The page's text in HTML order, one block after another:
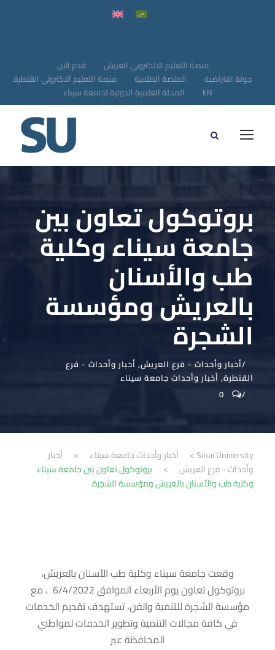
قدم الان
منصة التعليم الالكتروني العريش
منصة التعليم الاكتروني القنطرة
المنصة الطلابية
جولة افتراضية
المجلة العلمية الدولية لجامعة سيناء
EN
بروتوكول تعاون بين
جامعة سيناء وكلية
طب والأسنان
بالعريش ومؤسسة
الشجرة
أخبار وأحداث - فرع العريش, أخبار وأحداث - فرع
القنطرة, أخبار وأحداث جامعة سيناء
0
Sinai University
> أخبار وأحداث جامعة سيناء >
أخبار
وأحداث - فرع العريش
>
بروتوكول تعاون بين جامعة سيناء
وكلية طب والأسنان بالعريش ومؤسسة الشجرة
وقعت جامعة سيناء وكلية طب الأسنان بالعريش،
بروتوكول تعاون يوم الأربعاء الموافق 6/4/2022 ، مع
مؤسسة الشجرة للتنمية والفن، تستهدف تقديم الخدمات
في كافة مجالات التنمية وتطوير الخدمات لمواطني
المحافظة عبر